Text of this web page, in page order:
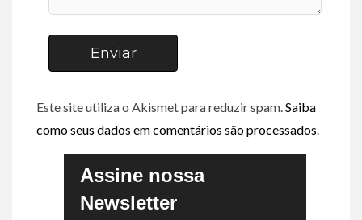
Enviar
Este site utiliza o Akismet para reduzir spam.Saiba
como seus dados em comentários são processados.
Assine nossa
Newsletter